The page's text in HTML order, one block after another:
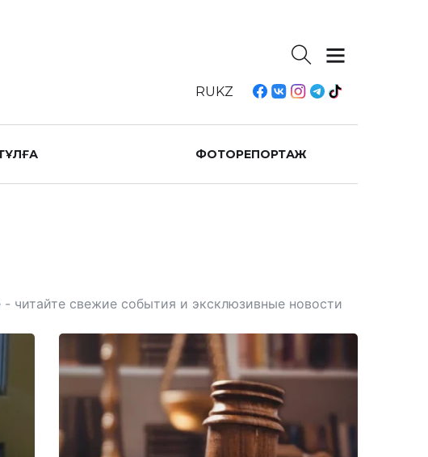
RUKZ
ФОТОРЕПОРТАЖ
читайте свежие события и эксклюзивные новости